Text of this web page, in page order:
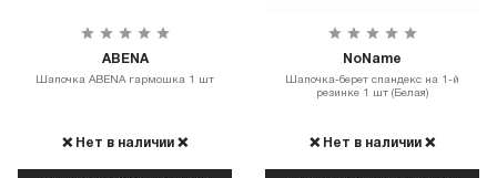
ABENA
Шапочка ABENA гармошка 1 шт
❌ Нет в наличии ❌
NoName
Шапочка-берет спандекс на 1-й
резинке 1 шт (Белая)
❌ Нет в наличии ❌